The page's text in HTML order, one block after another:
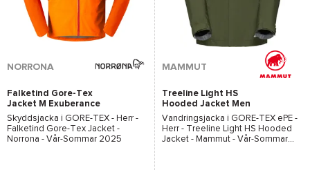
NORRONA
Falketind Gore-Tex
Jacket M Exuberance
Skyddsjacka i GORE-TEX - Herr -
Falketind Gore-Tex Jacket -
Norrona - Vår-Sommar 2025
MAMMUT
Treeline Light HS
Hooded Jacket Men
Dark Marsh
Vandringsjacka i GORE-TEX ePE -
Herr -
Treeline Light HS Hooded
Jacket - Mammut - Vår-Sommar